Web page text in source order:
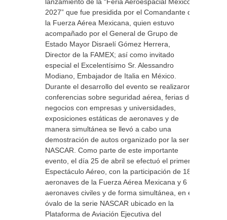
2027” que fue presidida por el Comandante de
la Fuerza Aérea Mexicana, quien estuvo
acompañado por el General de Grupo de
Estado Mayor Disraelí Gómez Herrera,
Director de la FAMEX; así como invitado
especial el Excelentísimo Sr. Alessandro
Modiano, Embajador de Italia en México.
Durante el desarrollo del evento se realizaron
conferencias sobre seguridad aérea, ferias de
negocios con empresas y universidades,
exposiciones estáticas de aeronaves y de
manera simultánea se llevó a cabo una
demostración de autos organizado por la serie
NASCAR. Como parte de este importante
evento, el día 25 de abril se efectuó el primer
Espectáculo Aéreo, con la participación de 18
aeronaves de la Fuerza Aérea Mexicana y 6
aeronaves civiles y de forma simultánea, en el
óvalo de la serie NASCAR ubicado en la
Plataforma de Aviación Ejecutiva del